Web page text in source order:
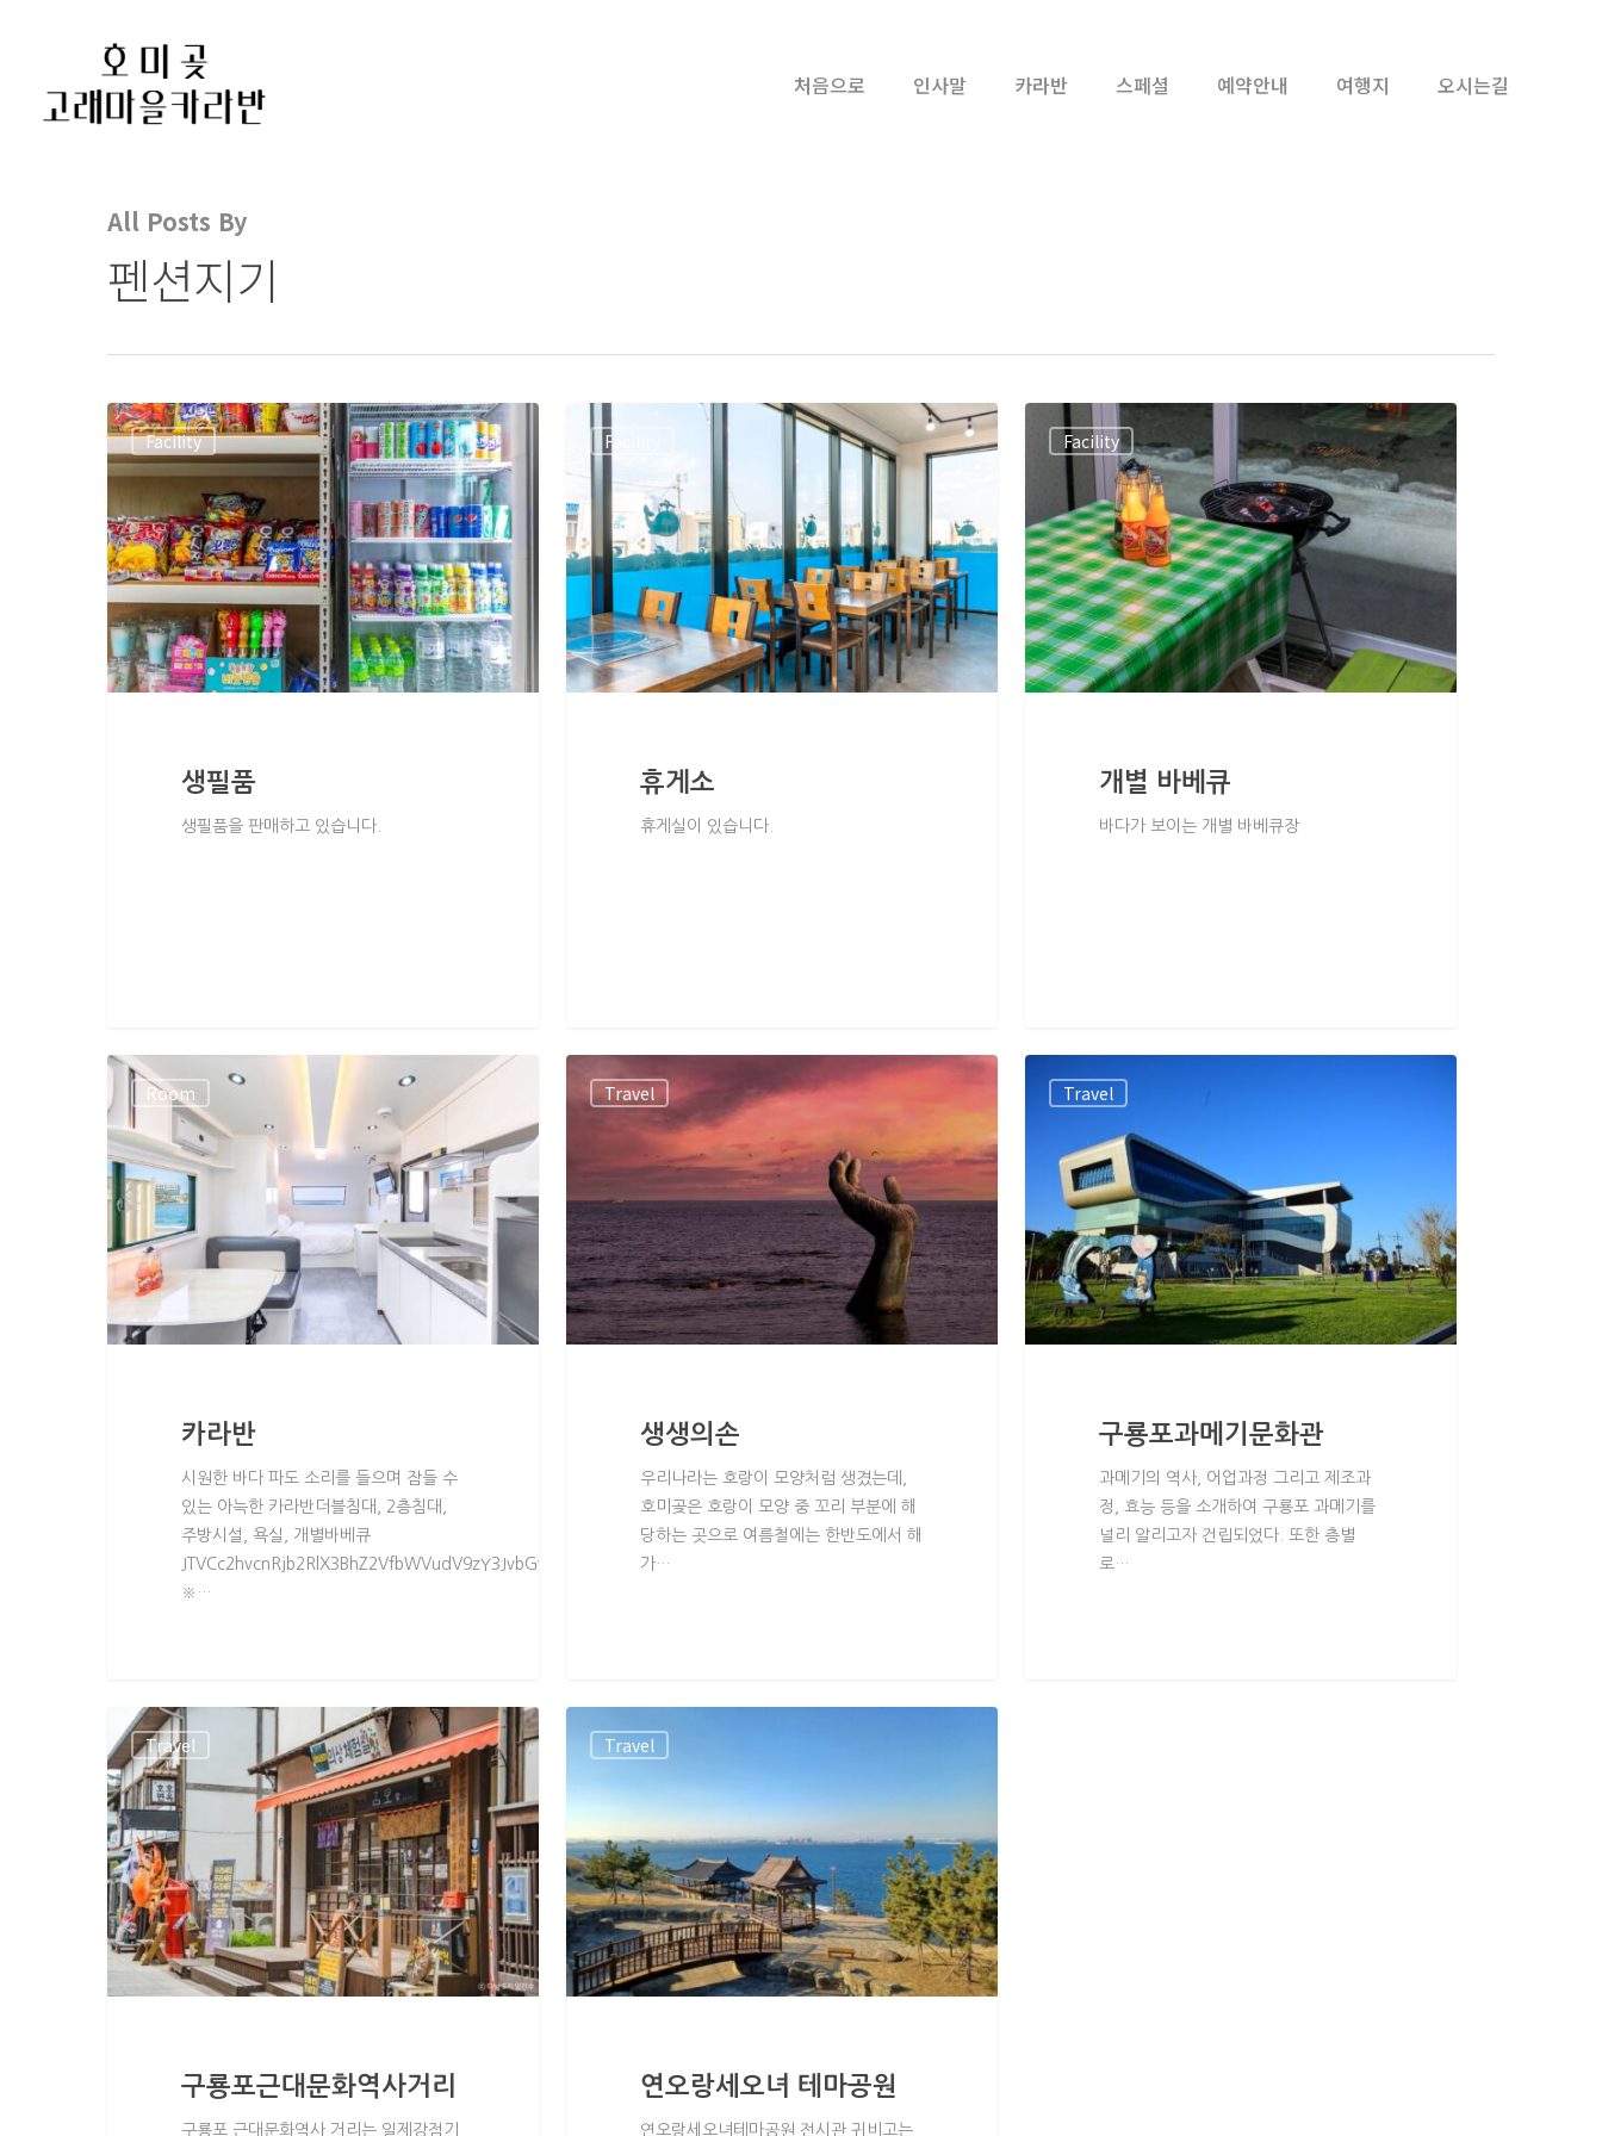
Hit enter to search or ESC to close
처음으로 인사말 카라반 스페셜 예약안내 여행지 오시는길
All Posts By
펜션지기
Facility
생필품
생필품을 판매하고 있습니다.
Facility
휴게소
휴게실이 있습니다.
Facility
개별 바베큐
바다가 보이는 개별 바베큐장
Room
카라반
시원한 바다 파도 소리를 들으며 잠들 수
있는 아늑한 카라반더블침대, 2층침대,
주방시설, 욕실, 개별바베큐
※…
Travel
생생의손
우리나라는 호랑이 모양처럼 생겼는데,
호미곶은 호랑이 모양 중 꼬리 부분에 해
당하는 곳으로 여름철에는 한반도에서 해
가…
Travel
구룡포과메기문화관
과메기의 역사, 어업과정 그리고 제조과
정, 효능 등을 소개하여 구룡포 과메기를
널리 알리고자 건립되었다. 또한 층별
로…
Travel
구룡포근대문화역사거리
구룡포 근대문화역사 거리는 일제강점기
Travel
연오랑세오녀 테마공원
연오랑세오녀테마공원 전시관 귀비고는